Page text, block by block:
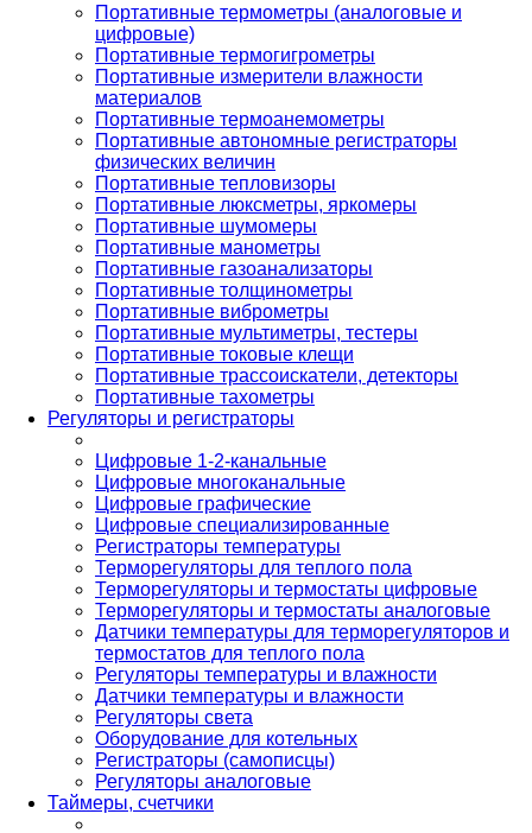
Портативные термометры (аналоговые и
цифровые)
Портативные термогигрометры
Портативные измерители влажности
материалов
Портативные термоанемометры
Портативные автономные регистраторы
физических величин
Портативные тепловизоры
Портативные люксметры, яркомеры
Портативные шумомеры
Портативные манометры
Портативные газоанализаторы
Портативные толщинометры
Портативные виброметры
Портативные мультиметры, тестеры
Портативные токовые клещи
Портативные трассоискатели, детекторы
Портативные тахометры
Регуляторы и регистраторы
Цифровые 1-2-канальные
Цифровые многоканальные
Цифровые графические
Цифровые специализированные
Регистраторы температуры
Терморегуляторы для теплого пола
Терморегуляторы и термостаты цифровые
Терморегуляторы и термостаты аналоговые
Датчики температуры для терморегуляторов и
термостатов для теплого пола
Регуляторы температуры и влажности
Датчики температуры и влажности
Регуляторы света
Оборудование для котельных
Регистраторы (самописцы)
Регуляторы аналоговые
Таймеры, счетчики